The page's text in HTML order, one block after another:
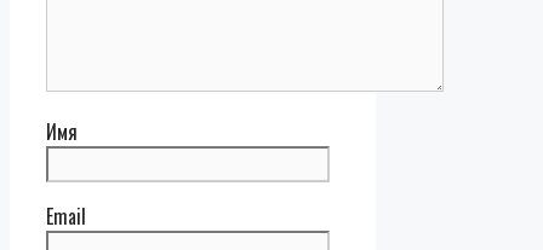
Имя
Email